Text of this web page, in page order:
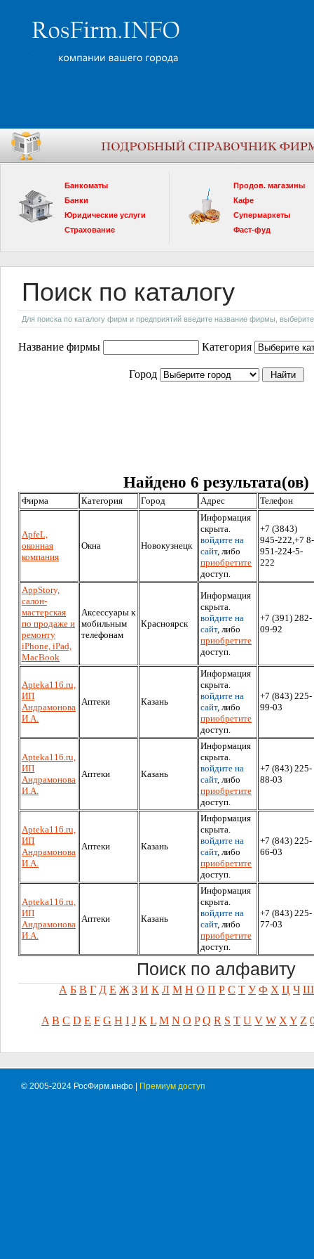
Банкоматы
Банки
Юридические услуги
Страхование
Продов. магазины
Кафе
Супермаркеты
Фаст-фуд
Поиск по каталогу
Для поиска по каталогу фирм и предприятий введите название фирмы, выберите
Название фирмы Категория
Город
Найдено 6 результата(ов)
Фирма Категория Город Адрес Телефон
АpfeL,
оконная
компания
Окна Новокузнецк
Информация
скрыта.
войдите на
сайт, либо
приобретите
доступ.
+7 (3843)
945-222,+7 8-
951-224-5-
222
АppStory,
салон-
мастерская
по продаже и
ремонту
iPhone, iPad,
MacBook
Аксессуары к
мобильным
телефонам
Красноярск
Информация
скрыта.
войдите на
сайт, либо
приобретите
доступ.
+7 (391) 282-
09-92
Аpteka116.ru,
ИП
Андрамонова
И.А.
Аптеки Казань
Информация
скрыта.
войдите на
сайт, либо
приобретите
доступ.
+7 (843) 225-
99-03
Аpteka116.ru,
ИП
Андрамонова
И.А.
Аптеки Казань
Информация
скрыта.
войдите на
сайт, либо
приобретите
доступ.
+7 (843) 225-
88-03
Аpteka116.ru,
ИП
Андрамонова
И.А.
Аптеки Казань
Информация
скрыта.
войдите на
сайт, либо
приобретите
доступ.
+7 (843) 225-
66-03
Аpteka116.ru,
ИП
Андрамонова
И.А.
Аптеки Казань
Информация
скрыта.
войдите на
сайт, либо
приобретите
доступ.
+7 (843) 225-
77-03
Поиск по алфавиту
А Б В Г Д Е Ж З И К Л М Н О П Р С Т У Ф Х Ц Ч Ш
A B C D E F G H I J K L M N O P Q R S T U V W X Y Z
© 2005-2024 РосФирм.инфо | Премиум доступ